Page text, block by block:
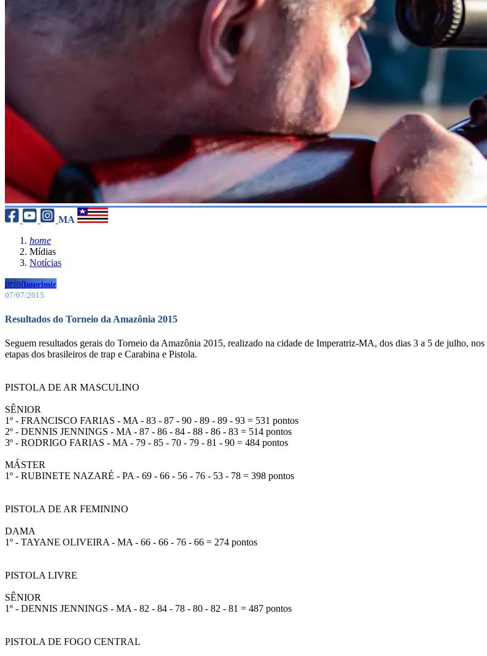
MA
home
Mídias
Notícias
printImprimir
07/07/2015
Resultados do Torneio da Amazônia 2015
Seguem resultados gerais do Torneio da Amazônia 2015, realizado na cidade de Imperatriz-MA, dos dias 3 a 5 de julho,
etapas dos brasileiros de trap e Carabina e Pistola.
PISTOLA DE AR MASCULINO
SÊNIOR
1º - FRANCISCO FARIAS - MA - 83 - 87 - 90 - 89 - 89 - 93 = 531 pontos
2º - DENNIS JENNINGS - MA - 87 - 86 - 84 - 88 - 86 - 83 = 514 pontos
3º - RODRIGO FARIAS - MA - 79 - 85 - 70 - 79 - 81 - 90 = 484 pontos
MÁSTER
1º - RUBINETE NAZARÉ - PA - 69 - 66 - 56 - 76 - 53 - 78 = 398 pontos
PISTOLA DE AR FEMININO
DAMA
1º - TAYANE OLIVEIRA - MA - 66 - 66 - 76 - 66 = 274 pontos
PISTOLA LIVRE
SÊNIOR
1º - DENNIS JENNINGS - MA - 82 - 84 - 78 - 80 - 82 - 81 = 487 pontos
PISTOLA DE FOGO CENTRAL